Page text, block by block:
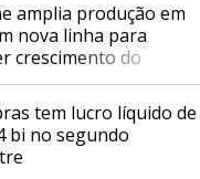
amplia produção em
nova linha para
crescimento do
de alimentos
tem lucro líquido de
bi no segundo